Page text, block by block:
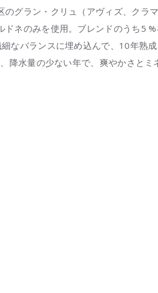
グラン・クリュ（アヴィズ、クラマ
ネのみを使用。ブレンドのうち5
なバランスに埋め込んで、10年熟
降水量の少ない年で、爽やかさとミ